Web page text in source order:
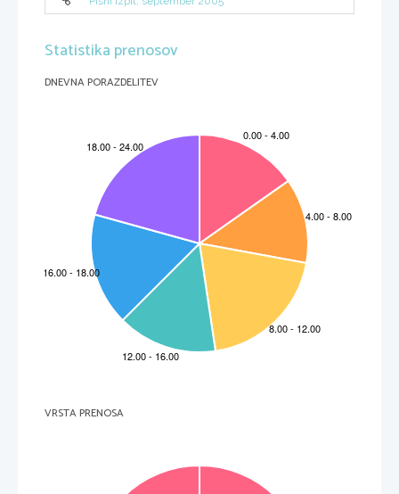
Statistika prenosov
DNEVNA PORAZDELITEV
VRSTA PRENOSA